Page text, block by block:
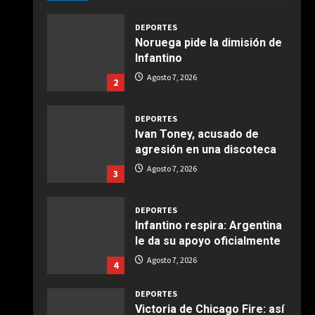
COCINA
deliciosa
Boquerones fritos en
freidora de aire
COCINA
Buñuelos de alcachofas
2
DEPORTES
Noruega pide la dimisión de
Infantino
Agosto 7, 2026
3
DEPORTES
Ivan Toney, acusado de
agresión en una discoteca
Agosto 7, 2026
4
DEPORTES
Infantino respira: Argentina
le da su apoyo oficialmente
Agosto 7, 2026
DEPORTES
Victoria de Chicago Fire: así